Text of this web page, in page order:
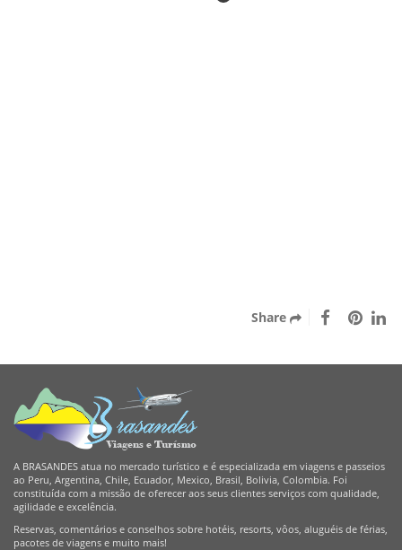
Share
A BRASANDES atua no mercado turístico e é especializada em viagens e passeios
ao Peru, Argentina, Chile, Ecuador, Mexico, Brasil, Bolivia, Colombia. Foi
constituída com a missão de oferecer aos seus clientes serviços com qualidade,
agilidade e excelência.
Reservas, comentários e conselhos sobre hotéis, resorts, vôos, aluguéis de férias,
pacotes de viagens e muito mais!